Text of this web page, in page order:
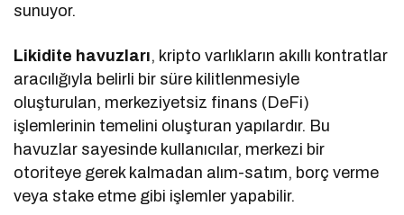
sunuyor.
Likidite havuzları, kripto varlıkların akıllı kontratlar
aracılığıyla belirli bir süre kilitlenmesiyle
oluşturulan, merkeziyetsiz finans (DeFi)
işlemlerinin temelini oluşturan yapılardır. Bu
havuzlar sayesinde kullanıcılar, merkezi bir
otoriteye gerek kalmadan alım-satım, borç verme
veya stake etme gibi işlemler yapabilir.